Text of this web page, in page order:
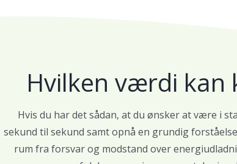
Hvilken værdi kan
Hvis du har det sådan, at du ønsker at være i
sekund til sekund samt opnå en grundig
rum fra forsvar og modstand over